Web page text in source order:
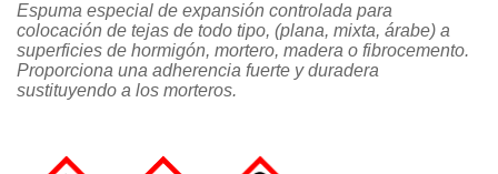
Espuma especial de expansión controlada para
colocación de tejas de todo tipo, (plana, mixta, árabe) a
superficies de hormigón, mortero, madera o fibrocemento.
Proporciona una adherencia fuerte y duradera
sustituyendo a los morteros.